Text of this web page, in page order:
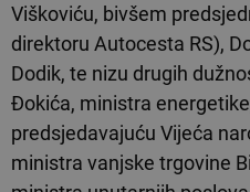
Viškoviću, bivšem
direktoru Autocesta RS),
Dodik, te nizu drugih
Đokića, ministra
predsjedavajuću Vijeća
ministra vanjske trgovine